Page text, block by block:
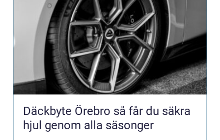
Däckbyte Örebro så får du säkra
hjul genom alla säsonger